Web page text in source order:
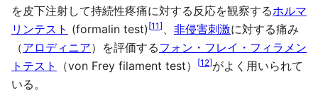
を皮下注射して持続性疼痛に対する反応を観察するホルマ
リンテスト (formalin test) [11] 非侵害刺激に対する痛み
（アロディニア）を評価するフォン・フレイ・フィラメン
トテスト
（von Frey filament test） [12]がよく用いられて
いる。